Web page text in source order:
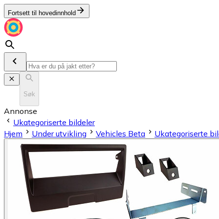
Fortsett til hovedinnhold
Søk
Annonse
Ukategoriserte bildeler
Hjem
Under utvikling Vehicles Beta Ukategoriserte